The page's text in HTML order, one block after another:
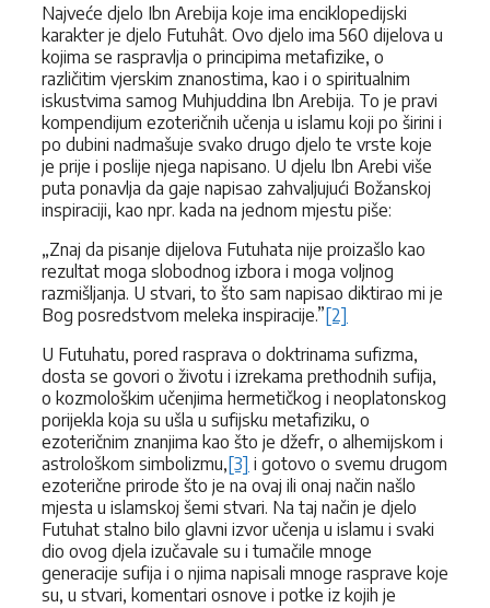
Najveće djelo Ibn Arebija koje ima enciklopedijski
karakter je djelo Futuhât. Ovo djelo ima 560 dijelova u
kojima se raspravlja o principima metafizike, o
različitim vjerskim znanostima, kao i o spiritualnim
iskustvima samog Muhjuddina Ibn Arebija. To je pravi
kompendijum ezoteričnih učenja u islamu koji po širini i
po dubini nadmašuje svako drugo djelo te vrste koje
je prije i poslije njega napisano. U djelu Ibn Arebi više
puta ponavlja da gaje napisao zahvaljujući Božanskoj
inspiraciji, kao npr. kada na jednom mjestu piše:
„Znaj da pisanje dijelova Futuhata nije proizašlo kao
rezultat moga slobodnog izbora i moga voljnog
razmišljanja. U stvari, to što sam napisao diktirao mi je
Bog posredstvom meleka inspiracije.”[2]
U Futuhatu, pored rasprava o doktrinama sufizma,
dosta se govori o životu i izrekama prethodnih sufija,
o kozmološkim učenjima hermetičkog i neoplatonskog
porijekla koja su ušla u sufijsku metafiziku, o
ezoteričnim znanjima kao što je džefr, o alhemijskom i
astrološkom simbolizmu,[3] i gotovo o svemu drugom
ezoterične prirode što je na ovaj ili onaj način našlo
mjesta u islamskoj šemi stvari. Na taj način je djelo
Futuhat stalno bilo glavni izvor učenja u islamu i svaki
dio ovog djela izučavale su i tumačile mnoge
generacije sufija i o njima napisali mnoge rasprave koje
su, u stvari, komentari osnove i potke iz kojih je